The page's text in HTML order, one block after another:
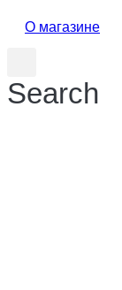
О магазине
Search